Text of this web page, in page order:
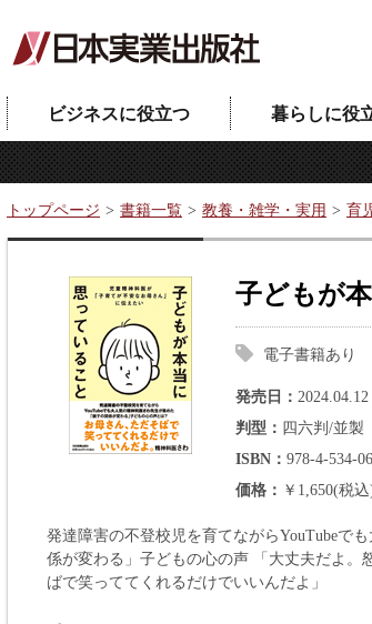
ビジネスに役立つ 暮らしに役
トップページ 書籍一覧 教養・雑学・実用 育
子どもが
電子書籍あり
発売日 2024.04.12
判型
四六判/並製
ISBN
978-4-534-
価格
￥1,650(税込
発達障害の不登校児を育てながらYouTubeで
係が変わる」子どもの心の声 「大丈夫だよ。
ばで笑っててくれるだけでいいんだよ」